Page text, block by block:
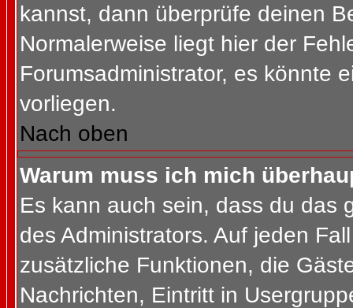
kannst, dann überprüfe deinen
Normalerweise liegt hier der
Forumsadministrator, es könnte
vorliegen.
Nach oben
Warum muss ich mich
Es kann auch sein, dass du das
des Administrators. Auf jeden
zusätzliche Funktionen, die
Nachrichten, Eintritt in